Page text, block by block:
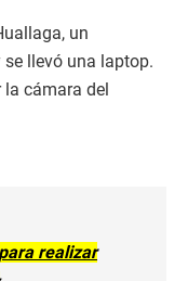
un
llevó una laptop.
la cámara del
realizar